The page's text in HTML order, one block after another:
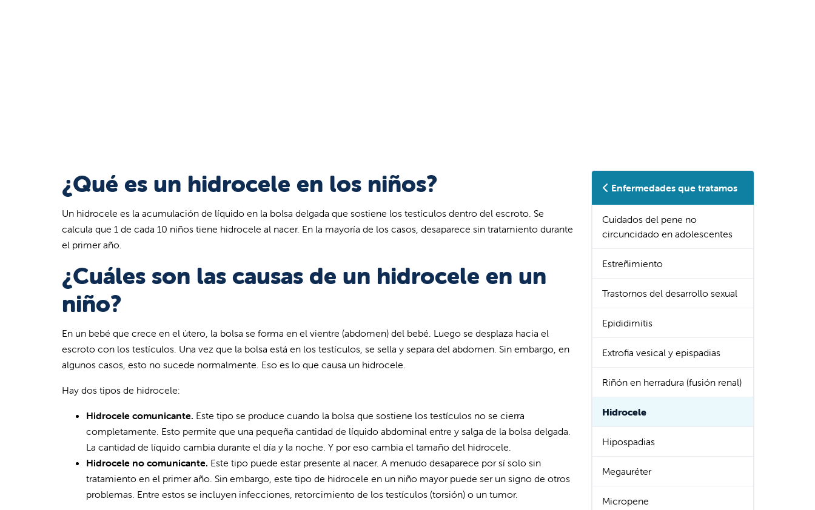
¿Qué es un hidrocele en los niños?
Un hidrocele es la acumulación de líquido en la bolsa delgada que sostiene los testículos dentro del escroto. Se
calcula que 1 de cada 10 niños tiene hidrocele al nacer. En la mayoría de los casos, desaparece sin tratamiento durante
el primer año.
¿Cuáles son las causas de un hidrocele en un
niño?
En un bebé que crece en el útero, la bolsa se forma en el vientre (abdomen) del bebé. Luego se desplaza hacia el
escroto con los testículos. Una vez que la bolsa está en los testículos, se sella y separa del abdomen. Sin embargo, en
algunos casos, esto no sucede normalmente. Eso es lo que causa un hidrocele.
Hay dos tipos de hidrocele:
Hidrocele comunicante. Este tipo se produce cuando la bolsa que sostiene los testículos no se cierra
completamente. Esto permite que una pequeña cantidad de líquido abdominal entre y salga de la bolsa delgada.
La cantidad de líquido cambia durante el día y la noche. Y por eso cambia el tamaño del hidrocele.
Hidrocele no comunicante. Este tipo puede estar presente al nacer. A menudo desaparece por sí solo sin
tratamiento en el primer año. Sin embargo, este tipo de hidrocele en un niño mayor puede ser un signo de otros
problemas. Entre estos se incluyen infecciones, retorcimiento de los testículos (torsión) o un tumor.
Enfermedades que tratamos
Cuidados del pene no
circuncidado en adolescentes
Estreñimiento
Trastornos del desarrollo sexual
Epididimitis
Extrofia vesical y epispadias
Riñón en herradura (fusión renal)
Hidrocele
Hipospadias
Megauréter
Micropene